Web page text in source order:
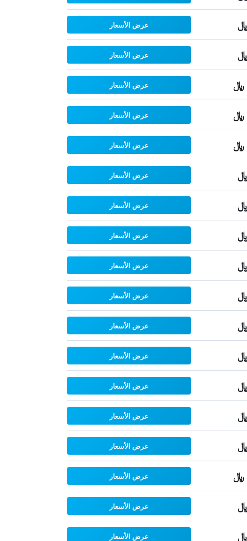
عرض الأسعار
عرض الأسعار
عرض الأسعار
عرض الأسعار
عرض الأسعار
عرض الأسعار
عرض الأسعار
عرض الأسعار
عرض الأسعار
عرض الأسعار
عرض الأسعار
عرض الأسعار
عرض الأسعار
عرض الأسعار
عرض الأسعار
عرض الأسعار
عرض الأسعار
عرض الأسعار